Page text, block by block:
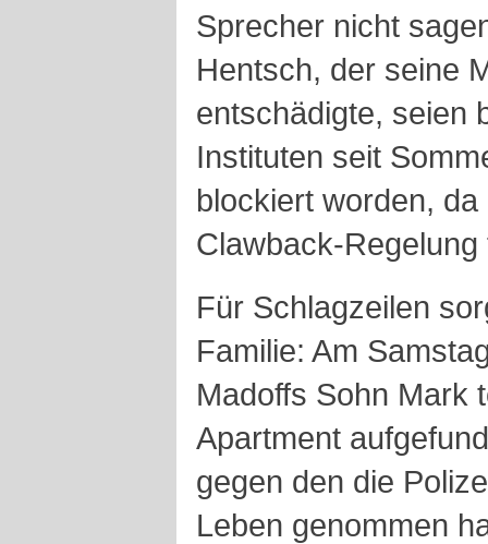
Sprecher nicht
Hentsch, der seine
entschädigte, seien
Instituten seit
blockiert worden,
Clawback-
Für Schlagzeilen
Familie: Am
Madoffs Sohn Mark
Apartment
gegen den die
Leben genommen